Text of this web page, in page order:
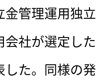
管理運用独
会社が選定し
した。同様の